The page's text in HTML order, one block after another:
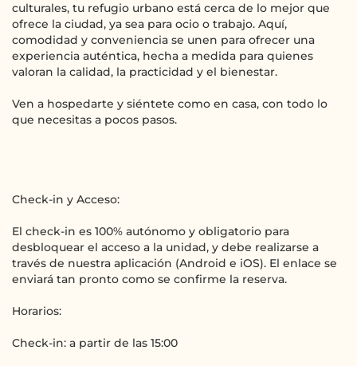
culturales, tu refugio urbano está cerca de lo mejor que
ofrece la ciudad, ya sea para ocio o trabajo. Aquí,
comodidad y conveniencia se unen para ofrecer una
experiencia auténtica, hecha a medida para quienes
valoran la calidad, la practicidad y el bienestar.
Ven a hospedarte y siéntete como en casa, con todo lo
que necesitas a pocos pasos.
Check-in y Acceso:
El check-in es 100% autónomo y obligatorio para
desbloquear el acceso a la unidad, y debe realizarse a
través de nuestra aplicación (Android e iOS). El enlace se
enviará tan pronto como se confirme la reserva.
Horarios:
Check-in: a partir de las 15:00